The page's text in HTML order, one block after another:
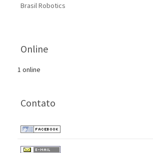
Brasil Robotics
Online
1 online
Contato